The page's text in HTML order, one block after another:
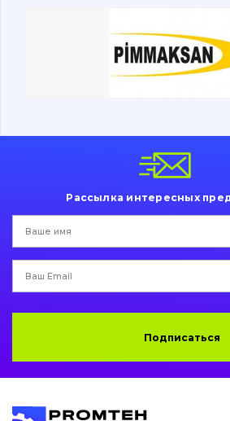
Ножи, режущие кромки
Защита (ковша, адаптера)
Пальци и втулки
Гидравлика
написати
Рассылка интересных
Подписаться